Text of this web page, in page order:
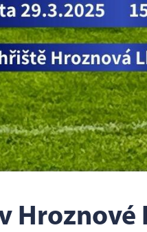
Hroznové